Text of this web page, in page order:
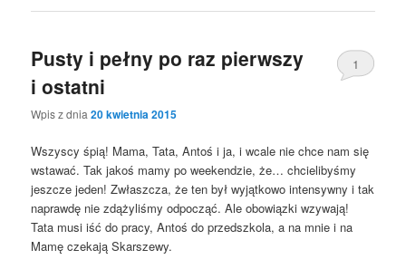
Pusty i pełny po raz pierwszy
i ostatni
Wpis z dnia20 kwietnia 2015
1
Wszyscy śpią! Mama, Tata, Antoś i ja, i wcale nie chce nam się
wstawać. Tak jakoś mamy po weekendzie, że… chcielibyśmy
jeszcze jeden! Zwłaszcza, że ten był wyjątkowo intensywny i tak
naprawdę nie zdążyliśmy odpocząć. Ale obowiązki wzywają!
Tata musi iść do pracy, Antoś do przedszkola, a na mnie i na
Mamę czekają Skarszewy.